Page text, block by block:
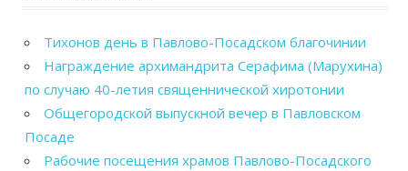
Тихонов день в Павлово-Посадском благочинии
Награждение архимандрита Серафима (Марухина)
по случаю 40-летия священнической хиротонии
Общегородской выпускной вечер в Павловском
Посаде
Рабочие посещения храмов Павлово-Посадского